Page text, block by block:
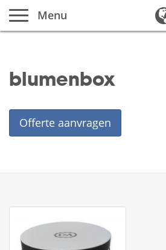
Menu
blumenbox
Offerte aanvragen